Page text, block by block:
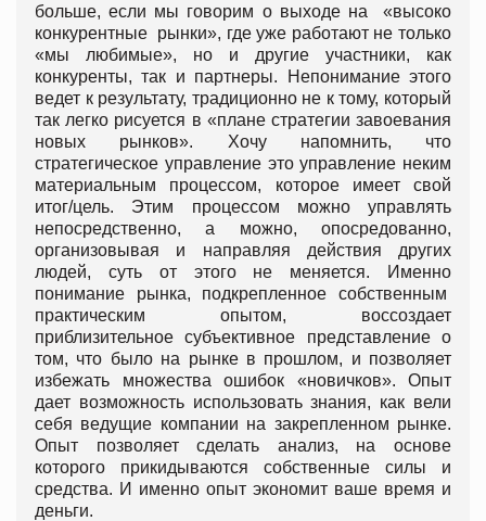
больше, если мы говорим о выходе на «высоко
конкурентные рынки», где уже работают не только
«мы любимые», но и другие участники, как
конкуренты, так и партнеры. Непонимание этого
ведет к результату, традиционно не к тому, который
так легко рисуется в «плане стратегии завоевания
новых рынков». Хочу напомнить, что
стратегическое управление это управление неким
материальным процессом, которое имеет свой
итог/цель. Этим процессом можно управлять
непосредственно, а можно, опосредованно,
организовывая и направляя действия других
людей, суть от этого не меняется. Именно
понимание рынка, подкрепленное собственным
практическим опытом, воссоздает
приблизительное субъективное представление о
том, что было на рынке в прошлом, и позволяет
избежать множества ошибок «новичков». Опыт
дает возможность использовать знания, как вели
себя ведущие компании на закрепленном рынке.
Опыт позволяет сделать анализ, на основе
которого прикидываются собственные силы и
средства. И именно опыт экономит ваше время и
деньги.